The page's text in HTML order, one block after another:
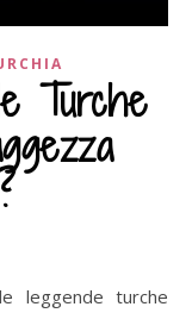
Turche